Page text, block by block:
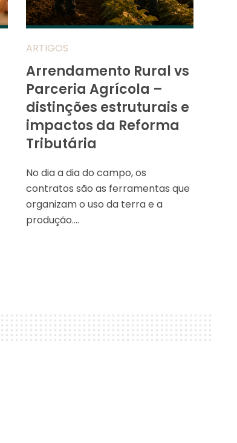
ARTIGOS
Arrendamento Rural vs
Parceria Agrícola –
distinções estruturais e
impactos da Reforma
Tributária
No dia a dia do campo, os
contratos são as ferramentas que
organizam o uso da terra e a
produção….